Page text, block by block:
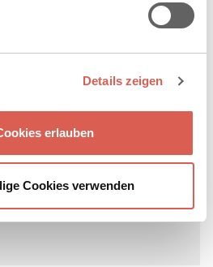
Details zeigen
erlauben
Cookies verwenden
mehr Wasserführung im